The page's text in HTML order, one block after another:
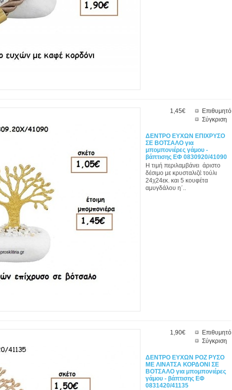
Επιθυμητό
Σύγκριση
1,45€
ΔΕΝΤΡΟ ΕΥΧΩΝ ΕΠΙΧΡΥΣΟ
ΣΕ ΒΟΤΣΑΛΟ για
μπομπονιέρες γάμου -
βάπτισης ΕΦ 0830920/41090
Η τιμή περιλαμβάνει άριστο
δέσιμο με κρυσταλιζέ τούλι
24χ24εκ. και 5 κουφέτα
αμυγδάλου η΄..
Επιθυμητό
Σύγκριση
1,90€
ΔΕΝΤΡΟ ΕΥΧΩΝ ΡΟΖ ΡΥΣΟ
ΜΕ ΛΙΝΑΤΣΑ ΚΟΡΔΟΝΙ ΣΕ
ΒΟΤΣΑΛΟ για μπομπονιέρες
γάμου - βάπτισης ΕΦ
0831420/41135